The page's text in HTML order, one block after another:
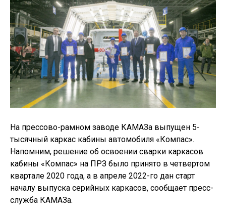
На прессово-рамном заводе КАМАЗа выпущен 5-
тысячный каркас кабины автомобиля «Компас».
Напомним, решение об освоении сварки каркасов
кабины «Компас» на ПРЗ было принято в четвертом
квартале 2020 года, а в апреле 2022-го дан старт
началу выпуска серийных каркасов, сообщает пресс-
служба КАМАЗа.